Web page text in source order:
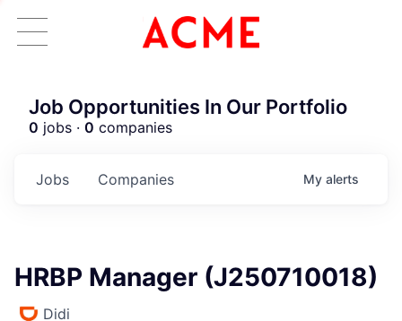
Job Opportunities In Our Portfolio
0 jobs · 0 companies
Jobs Companies My alerts
HRBP Manager (J250710018)
Didi